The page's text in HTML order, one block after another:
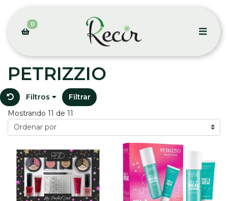
0
PETRIZZIO
Filtros
Filtrar
Mostrando 11 de 11